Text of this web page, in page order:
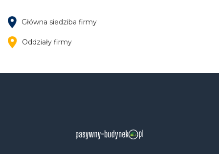
Główna siedziba firmy
Oddziały firmy